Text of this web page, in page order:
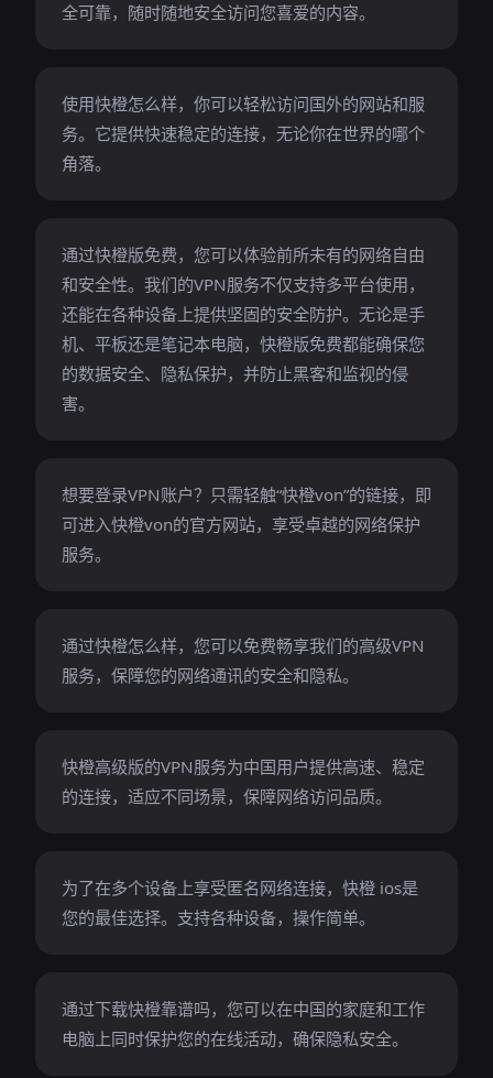
全可靠，随时随地安全访问您喜爱的内容。
使用快橙怎么样，你可以轻松访问国外的网站和服
务。它提供快速稳定的连接，无论你在世界的哪个
角落。
通过快橙版免费，您可以体验前所未有的网络自由
和安全性。我们的VPN服务不仅支持多平台使用，
还能在各种设备上提供坚固的安全防护。无论是手
机、平板还是笔记本电脑，快橙版免费都能确保您
的数据安全、隐私保护，并防止黑客和监视的侵
害。
想要登录VPN账户？只需轻触“快橙von”的链接，即
可进入快橙von的官方网站，享受卓越的网络保护
服务。
通过快橙怎么样，您可以免费畅享我们的高级VPN
服务，保障您的网络通讯的安全和隐私。
快橙高级版的VPN服务为中国用户提供高速、稳定
的连接，适应不同场景，保障网络访问品质。
为了在多个设备上享受匿名网络连接，快橙 ios是
您的最佳选择。支持各种设备，操作简单。
通过下载快橙靠谱吗，您可以在中国的家庭和工作
电脑上同时保护您的在线活动，确保隐私安全。